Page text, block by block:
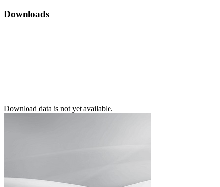
Downloads
Download data is not yet available.